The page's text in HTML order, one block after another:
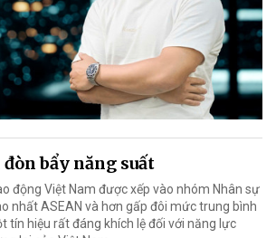
bẩy năng suất
động Việt Nam được xếp vào nhóm Nhân sự
nhất ASEAN và hơn gấp đôi mức trung bình
tín hiệu rất đáng khích lệ đối với năng lực